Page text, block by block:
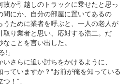
故か引越しのトラックに乗せたと思っ
間にか、自分の部屋に置いてあるの
うために業者を呼ぶと、一人の老人が
取り業者と思い、応対する浩二。だ
ことを言い出した。
!」
さらに追い討ちをかけるように、
っていますか？“お前が俺を知っている
！”」